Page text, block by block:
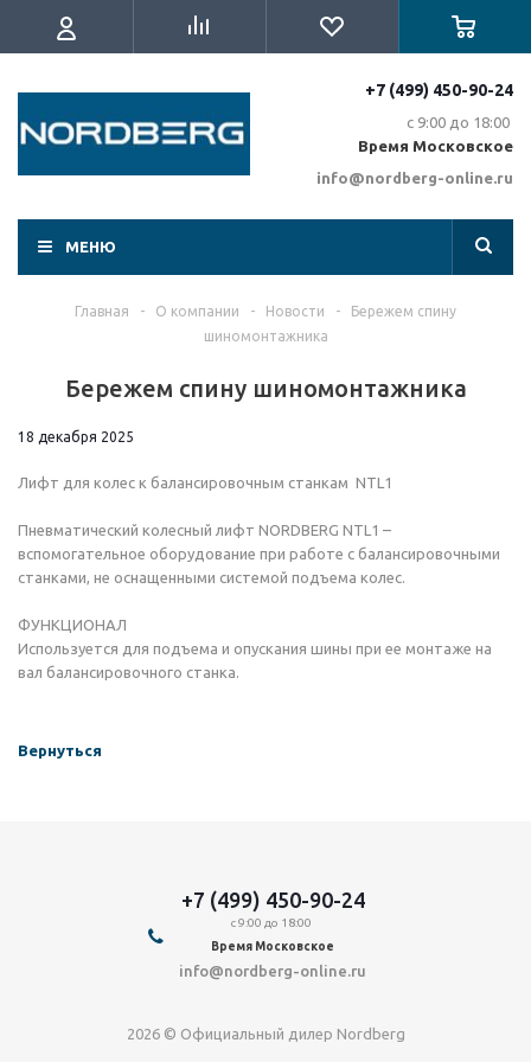
+7 (499) 450-90-24
с 9:00 до 18:00
Время Московское
info@nordberg-online.ru
МЕНЮ
Главная - О компании - Новости -
Бережем спину
шиномонтажника
Бережем спину шиномонтажника
18 декабря 2025
Лифт для колес к балансировочным станкам NTL1
Пневматический колесный лифт NORDBERG NTL1 –
вспомогательное оборудование при работе с балансировочными
станками, не оснащенными системой подъема колес.
ФУНКЦИОНАЛ
Используется для подъема и опускания шины при ее монтаже на
вал балансировочного станка.
Вернуться
+7 (499) 450-90-24
с 9:00 до 18:00
Время Московское
info@nordberg-online.ru
2026 © Официальный дилер Nordberg